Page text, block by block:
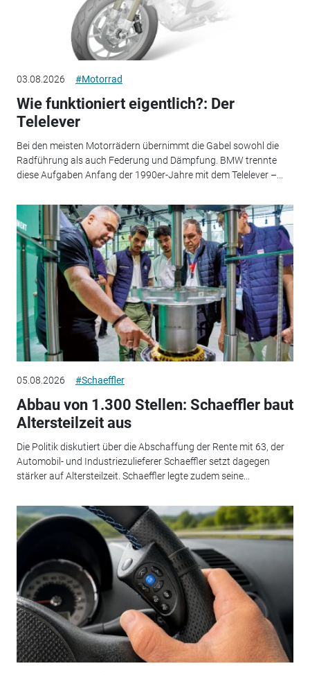
03.08.2026 #Motorrad
Wie funktioniert eigentlich?: Der
Telelever
Bei den meisten Motorrädern übernimmt die Gabel sowohl die
Radführung als auch Federung und Dämpfung. BMW trennte
diese Aufgaben Anfang der 1990er-Jahre mit dem Telelever –...
05.08.2026 #Schaeffler
Abbau von 1.300 Stellen: Schaeffler baut
Altersteilzeit aus
Die Politik diskutiert über die Abschaffung der Rente mit 63, der
Automobil- und Industriezulieferer Schaeffler setzt dagegen
stärker auf Altersteilzeit. Schaeffler legte zudem seine...